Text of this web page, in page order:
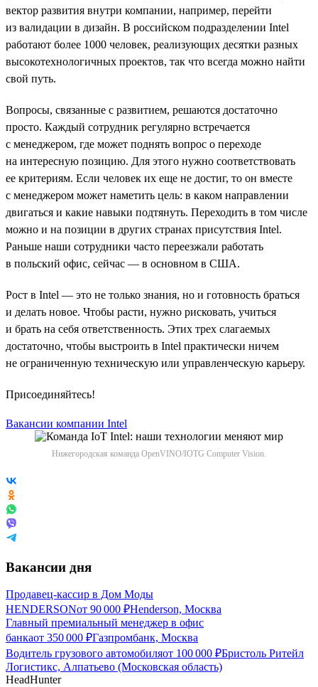
вектор развития внутри компании, например, перейти
из валидации в дизайн. В российском подразделении Intel
работают более 1000 человек, реализующих десятки разных
высокотехнологичных проектов, так что всегда можно найти
свой путь.
Вопросы, связанные с развитием, решаются достаточно
просто. Каждый сотрудник регулярно встречается
с менеджером, где может поднять вопрос о переходе
на интересную позицию. Для этого нужно соответствовать
ее критериям. Если человек их еще не достиг, то он вместе
с менеджером может наметить цель: в каком направлении
двигаться и какие навыки подтянуть. Переходить в том числе
можно и на позиции в других странах присутствия Intel.
Раньше наши сотрудники часто переезжали работать
в польский офис, сейчас — в основном в США.
Рост в Intel — это не только знания, но и готовность браться
и делать новое. Чтобы расти, нужно рисковать, учиться
и брать на себя ответственность. Этих трех слагаемых
достаточно, чтобы выстроить в Intel практически ничем
не ограниченную техническую или управленческую карьеру.
Присоединяйтесь!
Вакансии компании Intel
Нижегородская команда OpenVINO/IOTG Computer Vision.
Вакансии дня
Продавец-кассир в Дом Моды
HENDERSONот 90 000 ₽Henderson, Москва
Главный премиальный менеджер в офис
банкаот 350 000 ₽Газпромбанк, Москва
Водитель грузового автомобиляот 100 000 ₽Бристоль Ритейл
Логистикс, Алпатьево (Московская область)
HeadHunter